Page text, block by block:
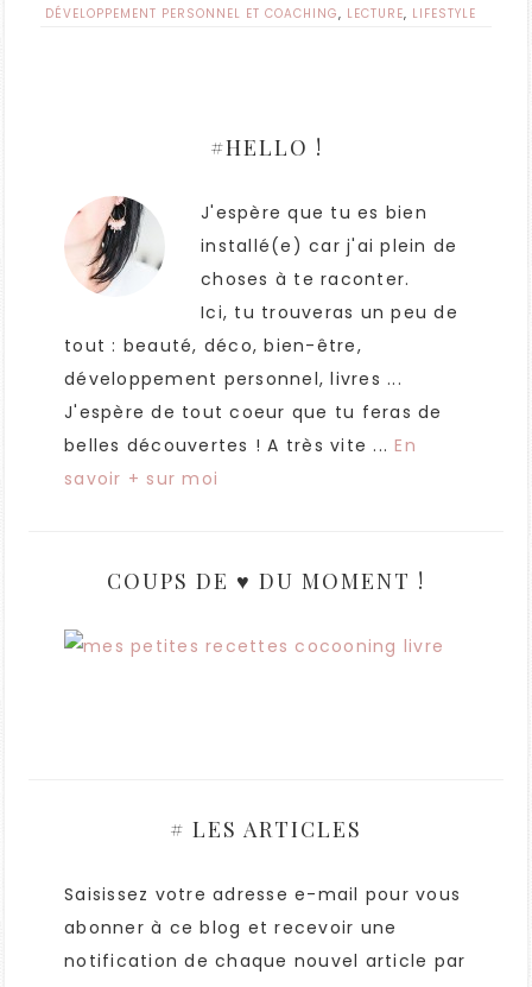
DÉVELOPPEMENT PERSONNEL ET COACHING, LECTURE, LIFESTYLE
#HELLO !
J'espère que tu es bien
installé(e) car j'ai plein de
choses à te raconter.
Ici, tu trouveras un peu de
tout : beauté, déco, bien-être,
développement personnel, livres ...
J'espère de tout coeur que tu feras de
belles découvertes ! A très vite ...En
savoir + sur moi
COUPS DE ♥ DU MOMENT !
# LES ARTICLES
Saisissez votre adresse e-mail pour vous
abonner à ce blog et recevoir une
notification de chaque nouvel article par